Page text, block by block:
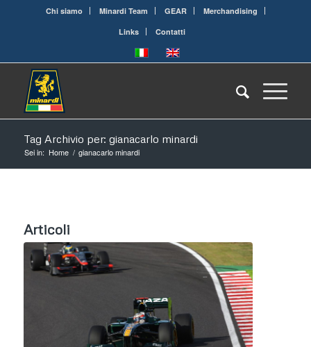
Chi siamo Minardi Team GEAR
Merchandising
Links
Contatti
Tag Archivio per: gianacarlo minardi
Sei in: Home / gianacarlo minardi
Articoli